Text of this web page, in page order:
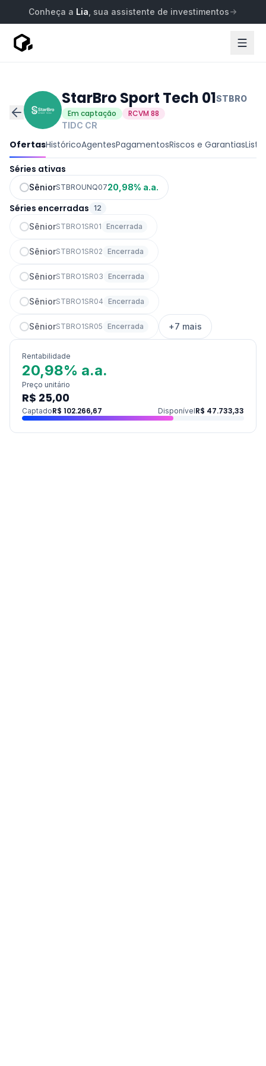
Conheça a Lia , sua assistente de investimentos
StarBro Sport Tech 01STBRO
Em captação
RCVM 88
TIDC CR
OfertasHistóricoAgentesPagamentosRiscos e Garantias
Séries ativas
SêniorSTBROUNQ0720,98% a.a.
Séries encerradas 12
SêniorSTBRO1SR01 Encerrada
SêniorSTBRO1SR02 Encerrada
SêniorSTBRO1SR03 Encerrada
SêniorSTBRO1SR04 Encerrada
SêniorSTBRO1SR05 Encerrada +7 mais
Rentabilidade
20,98% a.a.
Preço unitário
R$ 25,00
CaptadoR$ 102.266,67 DisponívelR$ 47.733,33